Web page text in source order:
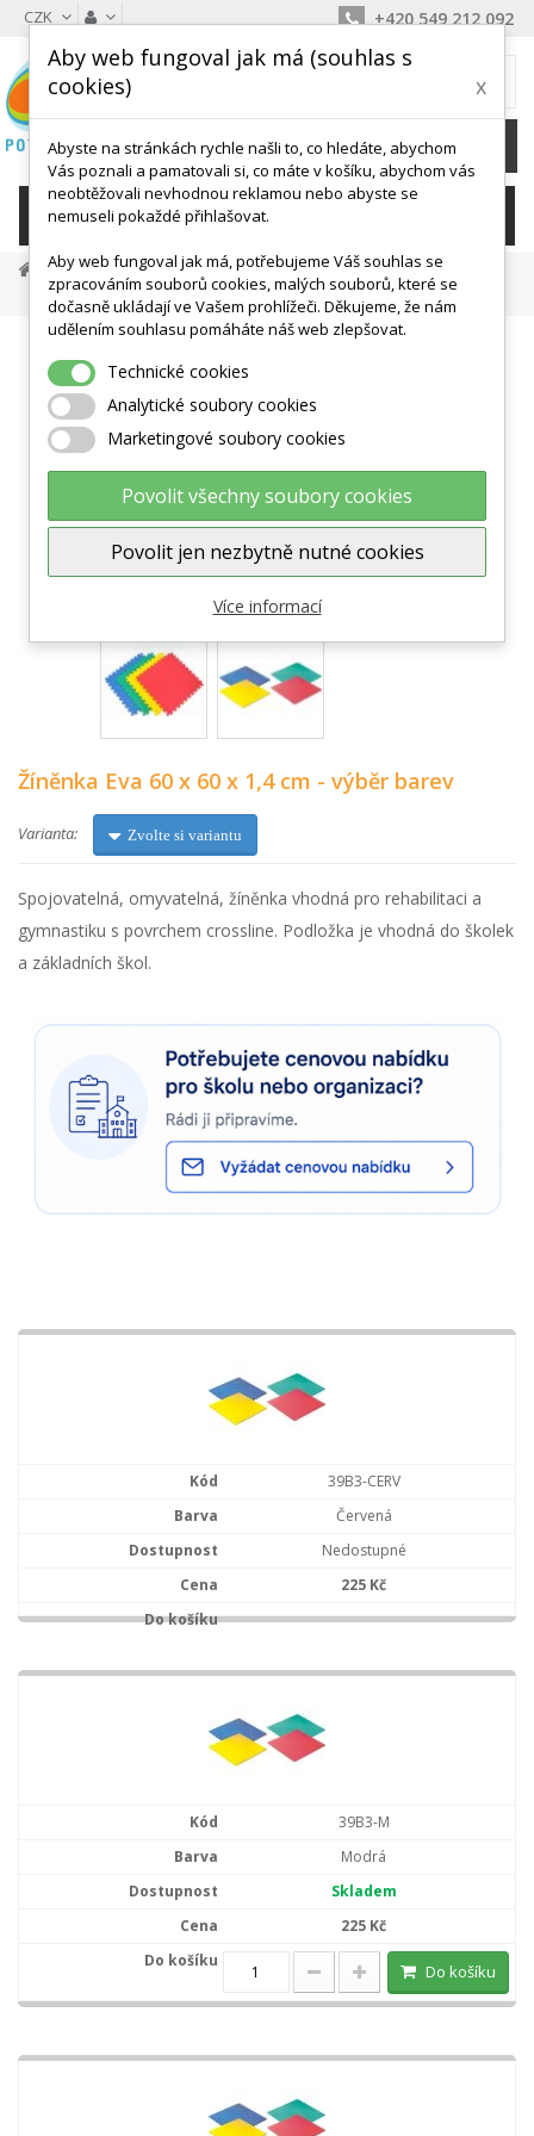
CZK +420 549 212 092
0 Kč
KATEGORIE
Podložky, Žíněnky
Zámkové A Puzzle Žíněnky
Žíněnka Eva 60 X 60 X 1,4 Cm - Výběr Barev
Zobrazit větší
Žíněnka Eva 60 x 60 x 1,4 cm - výběr barev
Varianta: Zvolte si variantu
Spojovatelná, omyvatelná, žíněnka vhodná pro rehabilitaci a
gymnastiku s povrchem crossline. Podložka je vhodná do školek
a základních škol.
39B3-CERV
Červená
Nedostupné
225 Kč
39B3-M
Modrá
Skladem
225 Kč
Do košíku
Aby web fungoval jak má (souhlas s
cookies)
x
Abyste na stránkách rychle našli to, co hledáte, abychom
Vás poznali a pamatovali si, co máte v košíku, abychom vás
neobtěžovali nevhodnou reklamou nebo abyste se
nemuseli pokaždé přihlašovat.
Aby web fungoval jak má, potřebujeme Váš souhlas se
zpracováním souborů cookies, malých souborů, které se
dočasně ukládají ve Vašem prohlížeči. Děkujeme, že nám
udělením souhlasu pomáháte náš web zlepšovat.
Technické cookies
Analytické soubory cookies
Marketingové soubory cookies
Povolit všechny soubory cookies
Povolit jen nezbytně nutné cookies
Více informací